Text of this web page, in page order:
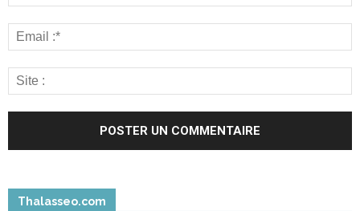
Thalasseo.com